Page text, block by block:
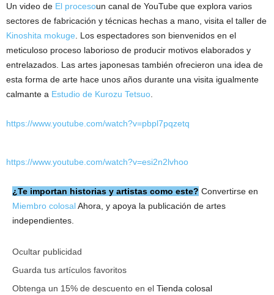
Un video de El procesoun canal de YouTube que explora varios
sectores de fabricación y técnicas hechas a mano, visita el taller de
Kinoshita mokuge. Los espectadores son bienvenidos en el
meticuloso proceso laborioso de producir motivos elaborados y
entrelazados. Las artes japonesas también ofrecieron una idea de
esta forma de arte hace unos años durante una visita igualmente
calmante a Estudio de Kurozu Tetsuo.
https://www.youtube.com/watch?v=pbpl7pqzetq
https://www.youtube.com/watch?v=esi2n2lvhoo
¿Te importan historias y artistas como este? Convertirse en
Miembro colosalAhora, y apoya la publicación de artes
independientes.
Ocultar publicidad
Guarda tus artículos favoritos
Obtenga un 15% de descuento en el Tienda colosal